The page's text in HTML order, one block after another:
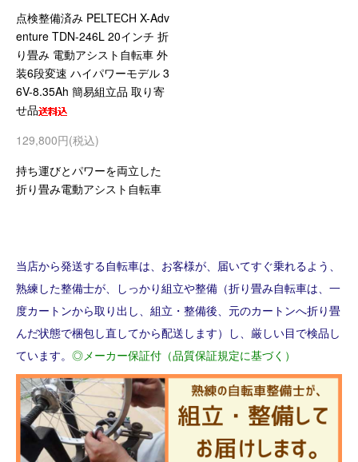
点検整備済み PELTECH X-Adv
enture TDN-246L 20インチ 折
り畳み 電動アシスト自転車 外
装6段変速 ハイパワーモデル 3
6V-8.35Ah 簡易組立品 取り寄
せ品
129,800円(税込)
持ち運びとパワーを両立した
折り畳み電動アシスト自転車
当店から発送する自転車は、お客様が、届いてすぐ乗れるよう、
熟練した整備士が、しっかり組立や整備（折り畳み自転車は、一
度カートンから取り出し、組立・整備後、元のカートンへ折り畳
んだ状態で梱包し直してから配送します）し、厳しい目で検品し
ています。 ◎メーカー保証付（品質保証規定に基づく）